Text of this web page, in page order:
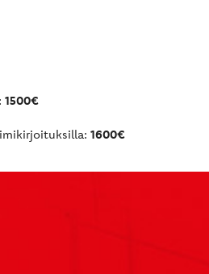
1500€
1600€